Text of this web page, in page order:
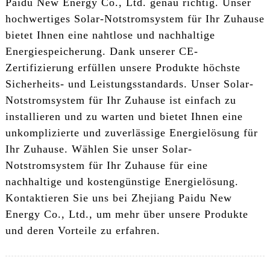
hochwertiges Solar-Notstromsystem für Ihr Zuhause
bietet Ihnen eine nahtlose und nachhaltige
Energiespeicherung. Dank unserer CE-
Zertifizierung erfüllen unsere Produkte höchste
Sicherheits- und Leistungsstandards. Unser Solar-
Notstromsystem für Ihr Zuhause ist einfach zu
installieren und zu warten und bietet Ihnen eine
unkomplizierte und zuverlässige Energielösung für
Ihr Zuhause. Wählen Sie unser Solar-
Notstromsystem für Ihr Zuhause für eine
nachhaltige und kostengünstige Energielösung.
Kontaktieren Sie uns bei Zhejiang Paidu New
Energy Co., Ltd., um mehr über unsere Produkte
und deren Vorteile zu erfahren.